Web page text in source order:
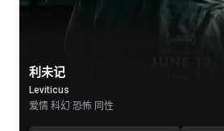
利未记
Leviticus
爱情 科幻 恐怖 同性